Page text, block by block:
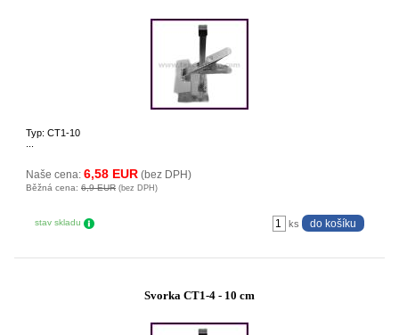
Typ: CT1-10
Naše cena: 6,58 EUR (bez DPH)
Běžná cena: 6,9 EUR (bez DPH)
stav skladu ks
Svorka CT1-4 - 10 cm